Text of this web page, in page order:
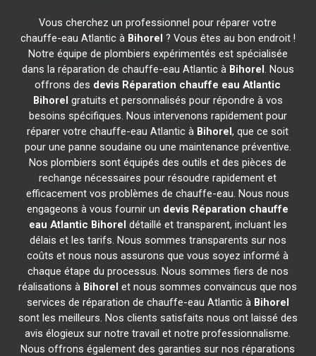
Vous cherchez un professionnel pour réparer votre
chauffe-eau Atlantic à Bihorel ? Vous êtes au bon endroit !
Notre équipe de plombiers expérimentés est spécialisée
dans la réparation de chauffe-eau Atlantic à Bihorel. Nous
offrons des devis Réparation chauffe eau Atlantic
Bihorel gratuits et personnalisés pour répondre à vos
besoins spécifiques. Nous intervenons rapidement pour
réparer votre chauffe-eau Atlantic à Bihorel, que ce soit
pour une panne soudaine ou une maintenance préventive.
Nos plombiers sont équipés des outils et des pièces de
rechange nécessaires pour résoudre rapidement et
efficacement vos problèmes de chauffe-eau. Nous nous
engageons à vous fournir un devis Réparation chauffe
eau Atlantic Bihorel détaillé et transparent, incluant les
délais et les tarifs. Nous sommes transparents sur nos
coûts et nous nous assurons que vous soyez informé à
chaque étape du processus. Nous sommes fiers de nos
réalisations à Bihorel et nous sommes convaincus que nos
services de réparation de chauffe-eau Atlantic à Bihorel
sont les meilleurs. Nos clients satisfaits nous ont laissé des
avis élogieux sur notre travail et notre professionnalisme.
Nous offrons également des garanties sur nos réparations